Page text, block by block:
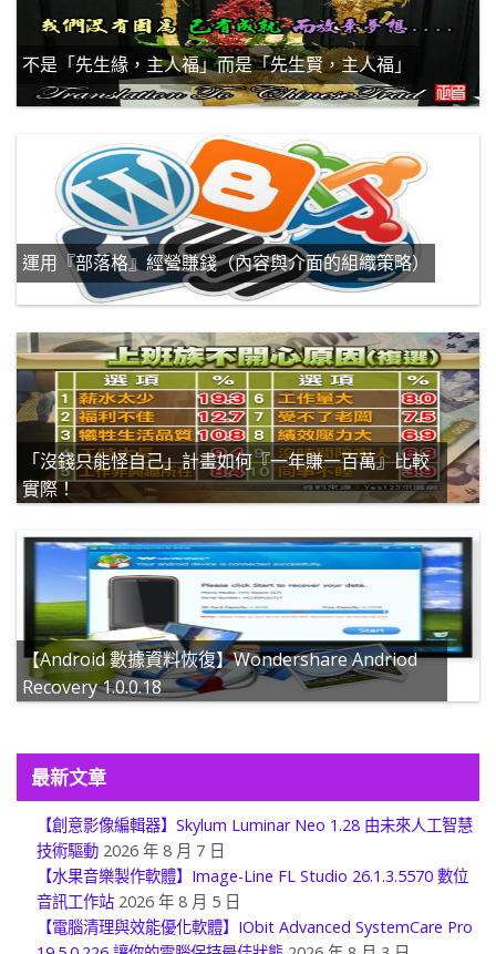
不是「先生緣，主人福」而是「先生賢，主人福」
運用『部落格』經營賺錢（內容與介面的組織策略）
「沒錢只能怪自己」計畫如何『一年賺一百萬』比較
實際！
【Android 數據資料恢復】Wondershare Andriod
Recovery 1.0.0.18
最新文章
【創意影像編輯器】Skylum Luminar Neo 1.28 由未來人工智慧
技術驅動 2026 年 8 月 7 日
【水果音樂製作軟體】Image-Line FL Studio 26.1.3.5570 數位
音訊工作站 2026 年 8 月 5 日
【電腦清理與效能優化軟體】IObit Advanced SystemCare Pro